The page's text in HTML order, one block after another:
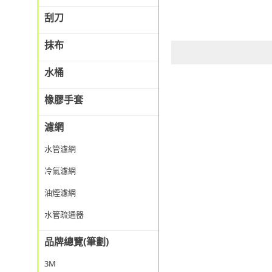
刮刀
抹布
水桶
橡膠手套
濾網
水管濾網
冷氣濾網
油煙濾網
水管疏通器
品牌總覽(筆劃)
3M